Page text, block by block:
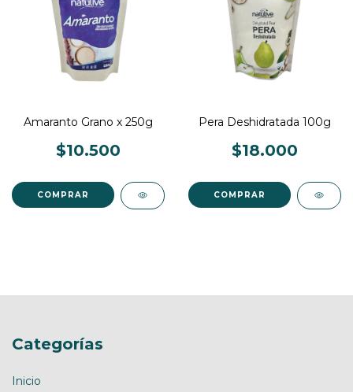
Amaranto Grano x 250g
$10.500
Pera Deshidratada 100g
$18.000
Categorías
Inicio